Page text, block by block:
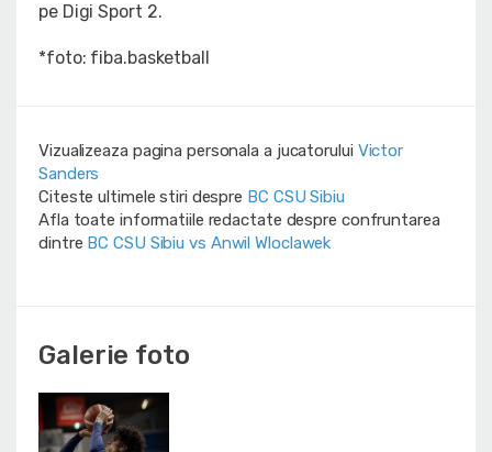
pe Digi Sport 2.
*foto: fiba.basketball
Vizualizeaza pagina personala a jucatorului Victor
Sanders
Citeste ultimele stiri despre BC CSU Sibiu
Afla toate informatiile redactate despre confruntarea
dintre BC CSU Sibiu vs Anwil Wloclawek
Galerie foto